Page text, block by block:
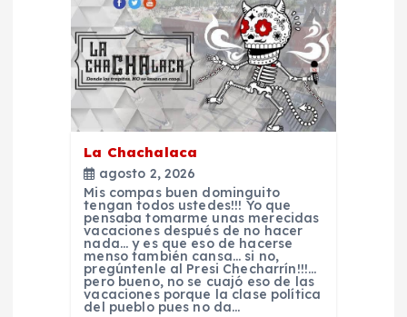
La Chachalaca
agosto 2, 2026
Mis compas buen dominguito
tengan todos ustedes!!! Yo que
pensaba tomarme unas merecidas
vacaciones después de no hacer
nada… y es que eso de hacerse
menso también cansa… si no,
pregúntenle al Presi Checharrín!!!…
pero bueno, no se cuajó eso de las
vacaciones porque la clase política
del pueblo pues no da…